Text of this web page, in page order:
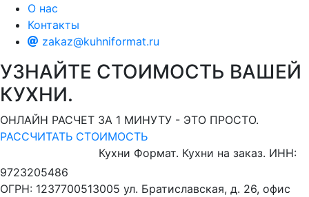
О нас
Контакты
zakaz@kuhniformat.ru
УЗНАЙТЕ СТОИМОСТЬ ВАШЕЙ
КУХНИ.
ОНЛАЙН РАСЧЕТ ЗА 1 МИНУТУ - ЭТО ПРОСТО.
РАССЧИТАТЬ СТОИМОСТЬ
Кухни Формат. Кухни на заказ. ИНН:
9723205486
ОГРН: 1237700513005 ул. Братиславская, д. 26, офис